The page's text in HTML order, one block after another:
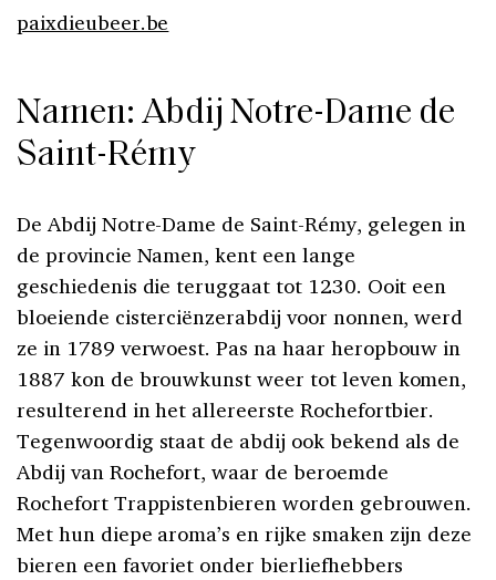
paixdieubeer.be
Namen: Abdij Notre-Dame de
Saint-Rémy
De Abdij Notre-Dame de Saint-Rémy, gelegen in
de provincie Namen, kent een lange
geschiedenis die teruggaat tot 1230. Ooit een
bloeiende cisterciënzerabdij voor nonnen, werd
ze in 1789 verwoest. Pas na haar heropbouw in
1887 kon de brouwkunst weer tot leven komen,
resulterend in het allereerste Rochefortbier.
Tegenwoordig staat de abdij ook bekend als de
Abdij van Rochefort, waar de beroemde
Rochefort Trappistenbieren worden gebrouwen.
Met hun diepe aroma’s en rijke smaken zijn deze
bieren een favoriet onder bierliefhebbers